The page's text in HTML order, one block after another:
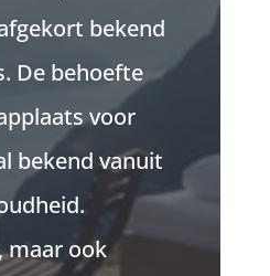
bekend
De behoefte
voor
bekend vanuit
maar ook